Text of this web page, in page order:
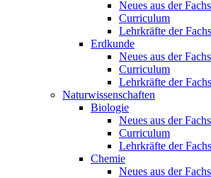
Neues aus der
Curriculum
Lehrkräfte der
Erdkunde
Neues aus der
Curriculum
Lehrkräfte der
Naturwissenschaften
Biologie
Neues aus der
Curriculum
Lehrkräfte der
Chemie
Neues aus der